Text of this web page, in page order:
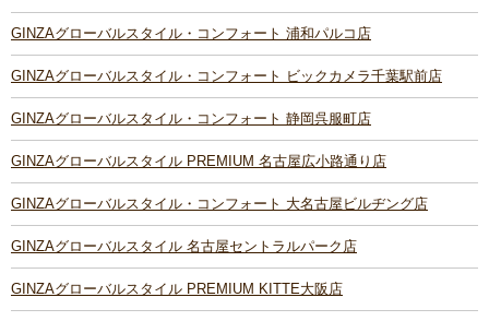
GINZAグローバルスタイル・コンフォート 浦和パルコ店
GINZAグローバルスタイル・コンフォート ビックカメラ千葉駅前店
GINZAグローバルスタイル・コンフォート 静岡呉服町店
GINZAグローバルスタイル PREMIUM 名古屋広小路通り店
GINZAグローバルスタイル・コンフォート 大名古屋ビルヂング店
GINZAグローバルスタイル 名古屋セントラルパーク店
GINZAグローバルスタイル PREMIUM KITTE大阪店